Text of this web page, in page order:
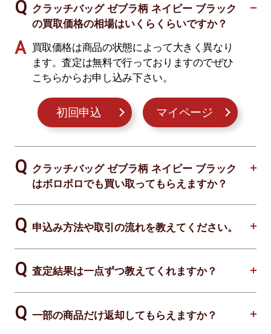
クラッチバッグ ゼブラ柄 ネイビー ブラック
の買取価格の相場はいくらくらいですか？
買取価格は商品の状態によって大きく異なり
ます。査定は無料で行っておりますのでぜひ
こちらからお申し込み下さい。
初回申込 マイページ
クラッチバッグ ゼブラ柄 ネイビー ブラック
はボロボロでも買い取ってもらえますか？
申込み方法や取引の流れを教えてください。
査定結果は一点ずつ教えてくれますか？
一部の商品だけ返却してもらえますか？